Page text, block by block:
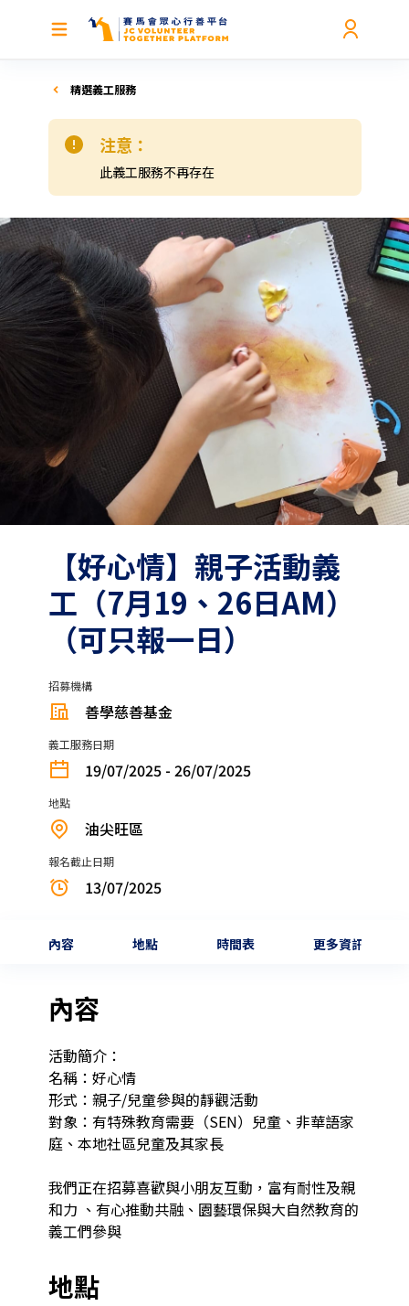
精選義工服務
注意：
此義工服務不再存在
【好心情】親子活動義
工（7月19、26日AM）
（可只報一日）
招募機構
善學慈善基金
義工服務日期
19/07/2025 - 26/07/2025
地點
油尖旺區
報名截止日期
13/07/2025
內容 地點 時間表 更多資訊
內容
活動簡介：
名稱：好心情
形式：親子/兒童參與的靜觀活動
對象：有特殊教育需要（SEN）兒童、非華語家
庭、本地社區兒童及其家長
我們正在招募喜歡與小朋友互動，富有耐性及親
和力 、有心推動共融、園藝環保與大自然教育的
義工們參與
地點